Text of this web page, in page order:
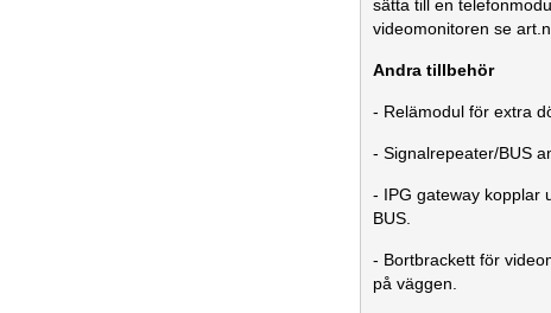
sätta till en
videomonitoren se
Andra tillbehör
- Relämodul för extra
- Signalrepeater/BUS
- IPG gateway kopplar
BUS.
- Bortbrackett för
på väggen.